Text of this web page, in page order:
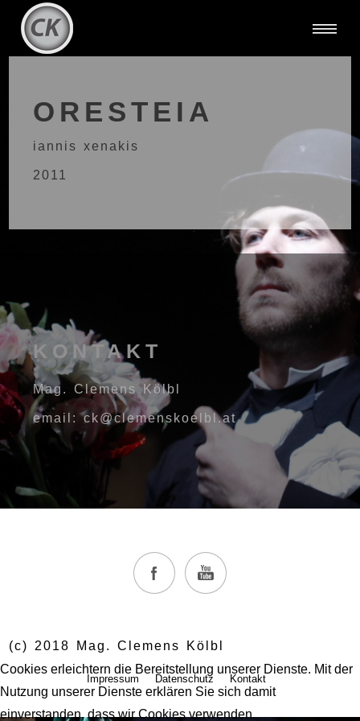
ORESTEIA
iannis xenakis
2011
KONTAKT
Mag. Clemens Kölbl
email: ck@clemenskoelbl.at
(c) 2018 Mag. Clemens Kölbl
Impressum Datenschutz Kontakt
Cookies erleichtern die Bereitstellung unserer Dienste. Mit der
Nutzung unserer Dienste erklären Sie sich damit
einverstanden, dass wir Cookies verwenden.